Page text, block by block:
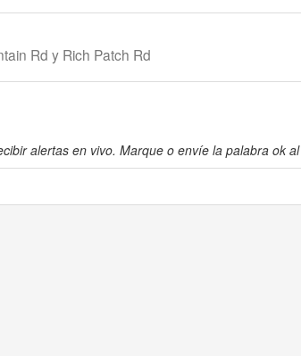
Rd y Rich Patch Rd
alertas en vivo. Marque o envíe la palabra ok al